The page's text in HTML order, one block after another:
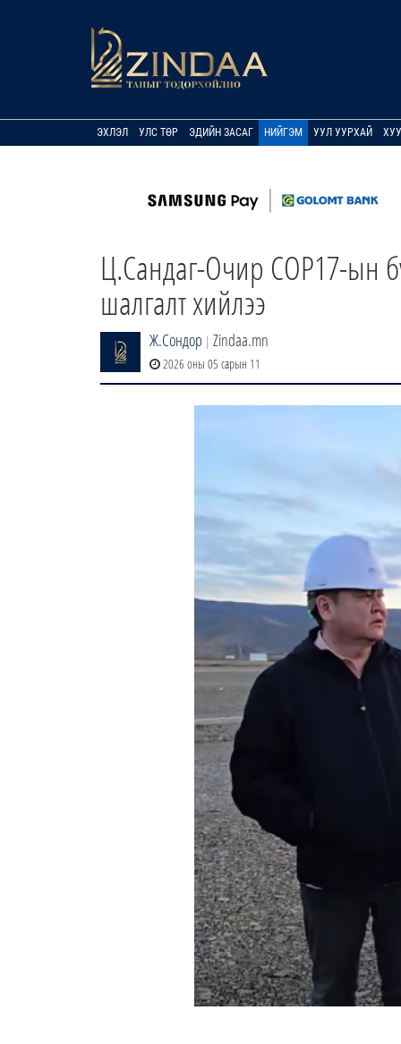
ЭХЛЭЛ УЛС ТӨР ЭДИЙН ЗАСАГ НИЙГЭМ УУЛ УУРХАЙ
Ц.Сандаг-Очир СОР17-ын
шалгалт хийлээ
Ж.Сондор | Zindaa.mn
2026 оны 05 сарын 11